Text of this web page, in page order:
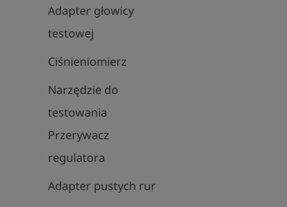
Adapter głowicy
testowej
Ciśnieniomierz
Narzędzie do
testowania
Przerywacz
regulatora
Adapter pustych rur